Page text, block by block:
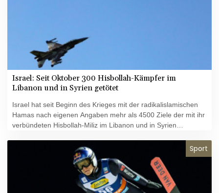
Israel: Seit Oktober 300 Hisbollah-Kämpfer im
Libanon und in Syrien getötet
Israel hat seit Beginn des Krieges mit der radikalislamischen
Hamas nach eigenen Angaben mehr als 4500 Ziele der mit ihr
verbündeten Hisbollah-Miliz im Libanon und in Syrien
300 Hisbollah-Kämpfer getötet und mehr als 750 verletzt
worden, erklärte die israelische Armee am Dienstag. Derweil
gingen die gegenseitigen Angriffe weiter, die Hisbollah meldete
den Abschuss von mehr als hundert Katjuscha-Raketen auf
israelische Militärstellungen.
Sport